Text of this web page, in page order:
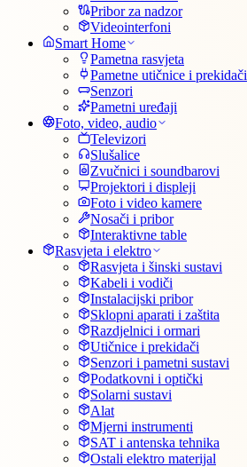
Pribor za nadzor
Videointerfoni
Smart Home
Pametna rasvjeta
Pametne utičnice i prekidači
Senzori
Pametni uređaji
Foto, video, audio
Televizori
Slušalice
Zvučnici i soundbarovi
Projektori i displeji
Foto i video kamere
Nosači i pribor
Interaktivne table
Rasvjeta i elektro
Rasvjeta i šinski sustavi
Kabeli i vodiči
Instalacijski pribor
Sklopni aparati i zaštita
Razdjelnici i ormari
Utičnice i prekidači
Senzori i pametni sustavi
Podatkovni i optički
Solarni sustavi
Alat
Mjerni instrumenti
SAT i antenska tehnika
Ostali elektro materijal